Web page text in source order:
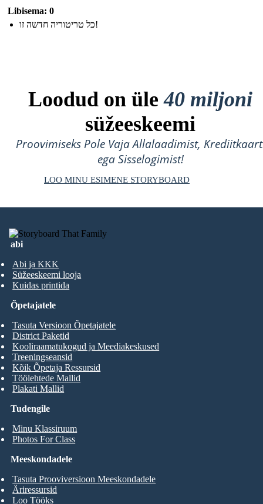
Libisema: 0
כל טריטוריה חדשה זו!
Loodud on üle40 miljoni
süžeeskeemi
Proovimiseks Pole Vaja Allalaadimist,
ega Sisselogimist!
LOO MINU ESIMENE STORYBOARD
abi
Abi ja KKK
Süžeeskeemi looja
Kuidas printida
Tudengile
Minu Klassiruum
Photos For Class
Õpetajatele
Tasuta Versioon Õpetajatele
District Paketid
Kooliraamatukogud ja Meediakeskused
Treeningseansid
Kõik Õpetaja Ressursid
Töölehtede Mallid
Plakati Mallid
Meeskondadele
Tasuta Prooviversioon Meeskondadele
Äriressursid
Loo Tööks